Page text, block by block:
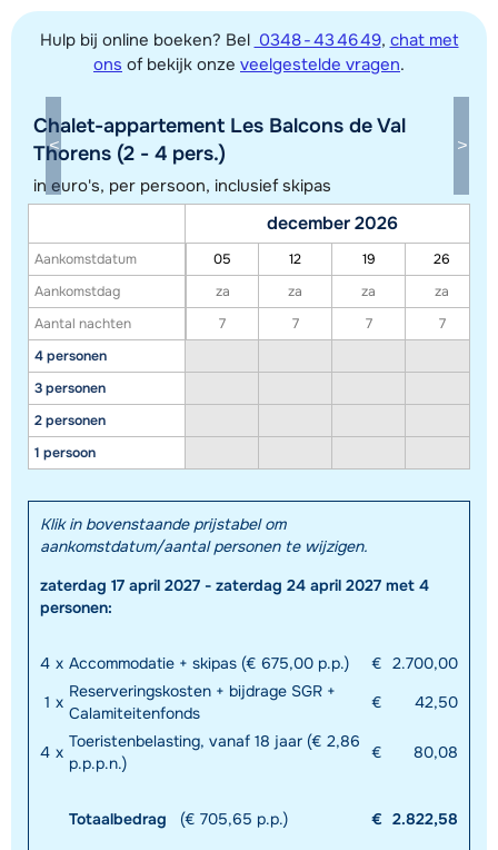
Toon alle accommodaties in dit gebied
Deze kaart geeft een indicatie van de ligging van onze accommodaties. De
exacte locatie kan enigszins afwijken.
Hulp bij online boeken? Bel 0348 - 43 46 49, chat met
ons of bekijk onze veelgestelde vragen.
Chalet-appartement Les Balcons de Val
Thorens (2 - 4 pers.)
in euro's, per persoon, inclusief skipas
Aankomstdatum
Aankomstdag
Aantal nachten
4 personen
3 personen
2 personen
1 persoon
december 2026
05 12 19
26
za
za za
za
7
7 7 7
Klik in bovenstaande prijstabel om
aankomstdatum/aantal personen te wijzigen.
zaterdag 17 april 2027 - zaterdag 24 april 2027 met 4
personen:
4 x Accommodatie + skipas (€ 675,00 p.p.) € 2.700,00
1 x
Reserveringskosten + bijdrage SGR +
Calamiteitenfonds
€ 42,50
4 x
Toeristenbelasting, vanaf 18 jaar (€ 2,86
p.p.p.n.)
€ 80,08
Totaalbedrag (€ 705,65 p.p.) € 2.822,58